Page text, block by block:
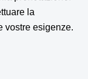
la
vostre esigenze.